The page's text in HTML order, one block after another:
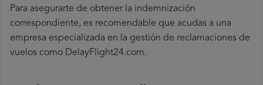
Para asegurarte de obtener la indemnización
correspondiente, es recomendable que acudas a una
empresa especializada en la gestión de reclamaciones de
vuelos como DelayFlight24.com.